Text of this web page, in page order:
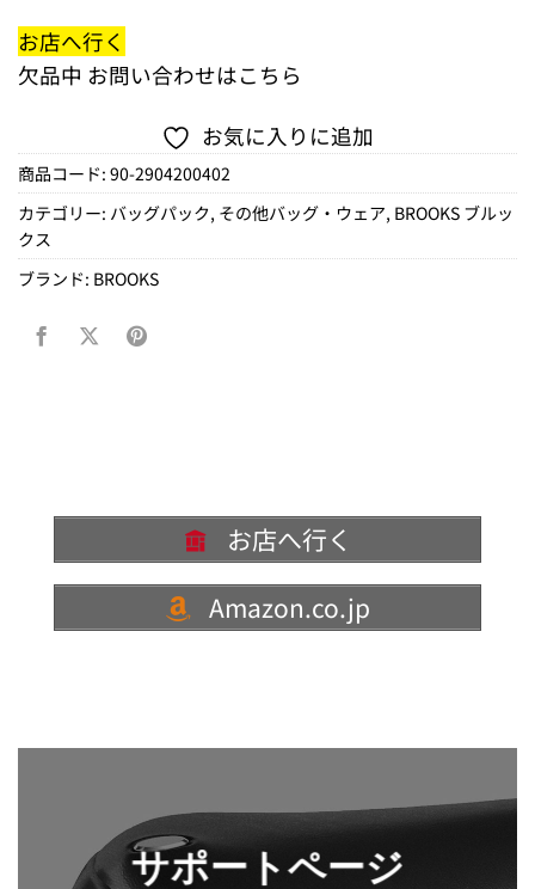
お店へ行く
欠品中 お問い合わせはこちら
お気に入りに追加
商品コード: 90-2904200402
カテゴリー: バッグパック, その他バッグ・ウェア, BROOKS ブルッ
クス
ブランド: BROOKS
お店へ行く
Amazon.co.jp
サポートページ